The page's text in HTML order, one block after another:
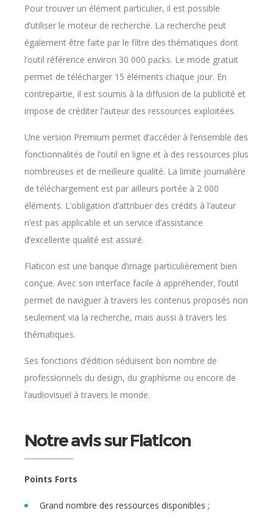
Pour trouver un élément particulier, il est possible
d’utiliser le moteur de recherche. La recherche peut
également être faite par le filtre des thématiques dont
l’outil référence environ 30 000 packs. Le mode gratuit
permet de télécharger 15 éléments chaque jour. En
contrepartie, il est soumis à la diffusion de la publicité et
impose de créditer l’auteur des ressources exploitées.
Une version Premium permet d’accéder à l’ensemble des
fonctionnalités de l’outil en ligne et à des ressources plus
nombreuses et de meilleure qualité. La limite journalière
de téléchargement est par ailleurs portée à 2 000
éléments. L’obligation d’attribuer des crédits à l’auteur
n’est pas applicable et un service d’assistance
d’excellente qualité est assuré.
Flaticon est une banque d’image particulièrement bien
conçue. Avec son interface facile à appréhender, l’outil
permet de naviguer à travers les contenus proposés non
seulement via la recherche, mais aussi à travers les
thématiques.
Ses fonctions d’édition séduisent bon nombre de
professionnels du design, du graphisme ou encore de
l’audiovisuel à travers le monde.
Notre avis sur Flaticon
Points Forts
Grand nombre des ressources disponibles ;